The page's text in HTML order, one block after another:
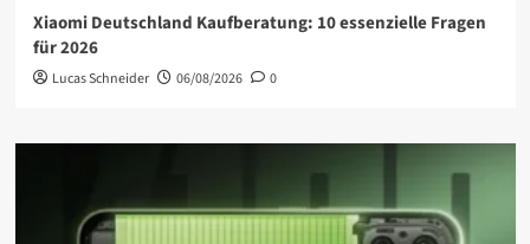
Xiaomi Deutschland Kaufberatung: 10 essenzielle Fragen
für 2026
Lucas Schneider 06/08/2026 0